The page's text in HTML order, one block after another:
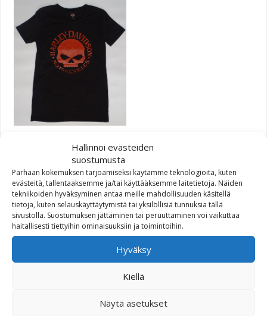
Hallinnoi evästeiden
suostumusta
Parhaan kokemuksen tarjoamiseksi käytämme teknologioita, kuten
evästeitä, tallentaaksemme ja/tai käyttääksemme laitetietoja. Näiden
tekniikoiden hyväksyminen antaa meille mahdollisuuden käsitellä
tietoja, kuten selauskäyttäytymistä tai yksilöllisiä tunnuksia tällä
sivustolla. Suostumuksen jättäminen tai peruuttaminen voi vaikuttaa
haitallisesti tiettyihin ominaisuuksiin ja toimintoihin.
Hyväksy
Kiellä
Näytä asetukset
Dealer T-paita naisten Red
WG
58,70€